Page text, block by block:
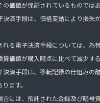
の価値が保証されているものではあ
決済手段は、価格変動により損失
る電子決済手段については、為
価値が購入時点に比べて減少す
決済手段は、移転記録の仕組みの
ます。
合には、預託された金銭及び暗号